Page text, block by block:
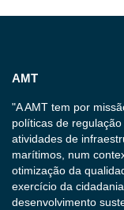
AMT
"A AMT tem por
políticas de
atividades de
marítimos, num
otimização da
exercício da
desenvolvimento